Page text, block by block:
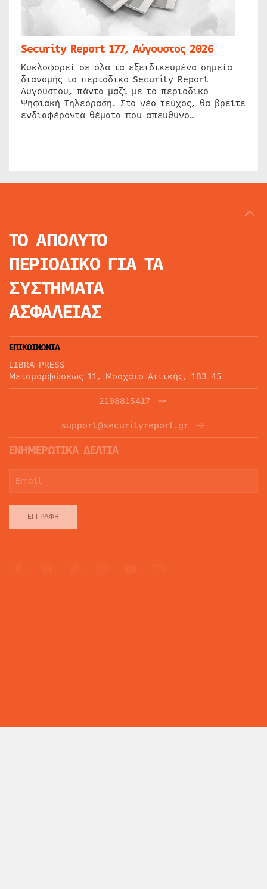
Security Report 177, Αύγουστος 2026
Κυκλοφορεί σε όλα τα εξειδικευμένα σημεία
διανομής το περιοδικό Security Report
Αυγούστου, πάντα μαζί με το περιοδικό
Ψηφιακή Τηλεόραση. Στο νέο τεύχος, θα βρείτε
ενδιαφέροντα θέματα που απευθύνο…
ΤΟ ΑΠΟΛΥΤΟ
ΠΕΡΙΟΔΙΚΟ ΓΙΑ ΤΑ
ΣΥΣΤΗΜΑΤΑ
ΑΣΦΑΛΕΙΑΣ
ΕΠΙΚΟΙΝΩΝΙΑ
LIBRA PRESS
Μεταμορφώσεως 11, Μοσχάτο Αττικής, 183 45
2108815417
support@securityreport.gr
ΕΝΗΜΕΡΩΤΙΚΑ ΔΕΛΤΙΑ
ΕΓΓΡΑΦΉ